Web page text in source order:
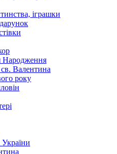
іграшки
Народження
Валентина
року